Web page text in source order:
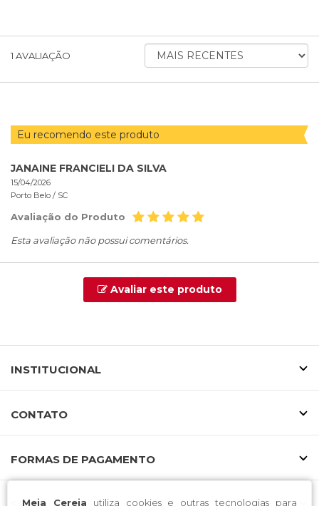
Meia Cereja utiliza cookies e outras tecnologias para
1 AVALIAÇÃO
ORDENAR
AVALIAÇÕES
Eu recomendo este produto
JANAINE FRANCIELI DA SILVA
15/04/2026
Porto Belo / SC
Avaliação do Produto
Esta avaliação não possui comentários.
Avaliar este produto
INSTITUCIONAL
CONTATO
FORMAS DE PAGAMENTO